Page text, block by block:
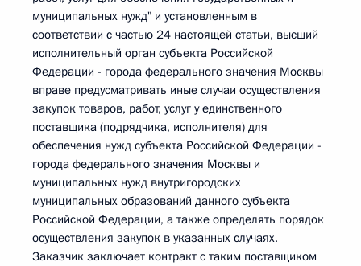
муниципальных нужд" и установленным в
соответствии с частью 24 настоящей статьи, высший
исполнительный орган субъекта Российской
Федерации - города федерального значения Москвы
вправе предусматривать иные случаи осуществления
закупок товаров, работ, услуг у единственного
поставщика (подрядчика, исполнителя) для
обеспечения нужд субъекта Российской Федерации -
города федерального значения Москвы и
муниципальных нужд внутригородских
муниципальных образований данного субъекта
Российской Федерации, а также определять порядок
осуществления закупок в указанных случаях.
Заказчик заключает контракт с таким поставщиком